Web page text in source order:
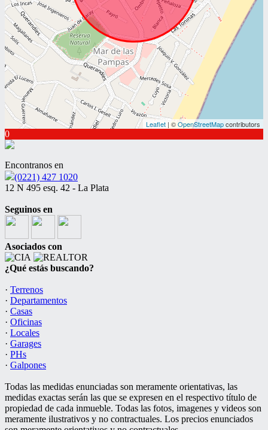
Leaflet | ©OpenStreetMapcontributors
0
Encontranos en
(0221) 427 1020
12 N 495 esq. 42 - La Plata
Seguinos en
Asociados con
¿Qué estás buscando?
· Terrenos
· Departamentos
· Casas
· Oficinas
· Locales
· Garages
· PHs
· Galpones
Todas las medidas enunciadas son meramente orientativas, las
medidas exactas serán las que se expresen en el respectivo título de
propiedad de cada inmueble. Todas las fotos, imagenes y videos son
meramente ilustrativos y no contractuales. Los precios enunciados